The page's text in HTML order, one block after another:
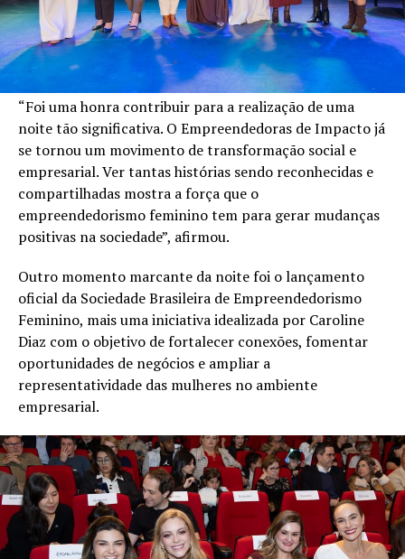
“Foi uma honra contribuir para a realização de uma
noite tão significativa. O Empreendedoras de Impacto já
se tornou um movimento de transformação social e
empresarial. Ver tantas histórias sendo reconhecidas e
compartilhadas mostra a força que o
empreendedorismo feminino tem para gerar mudanças
positivas na sociedade”, afirmou.
Outro momento marcante da noite foi o lançamento
oficial da Sociedade Brasileira de Empreendedorismo
Feminino, mais uma iniciativa idealizada por Caroline
Diaz com o objetivo de fortalecer conexões, fomentar
oportunidades de negócios e ampliar a
representatividade das mulheres no ambiente
empresarial.